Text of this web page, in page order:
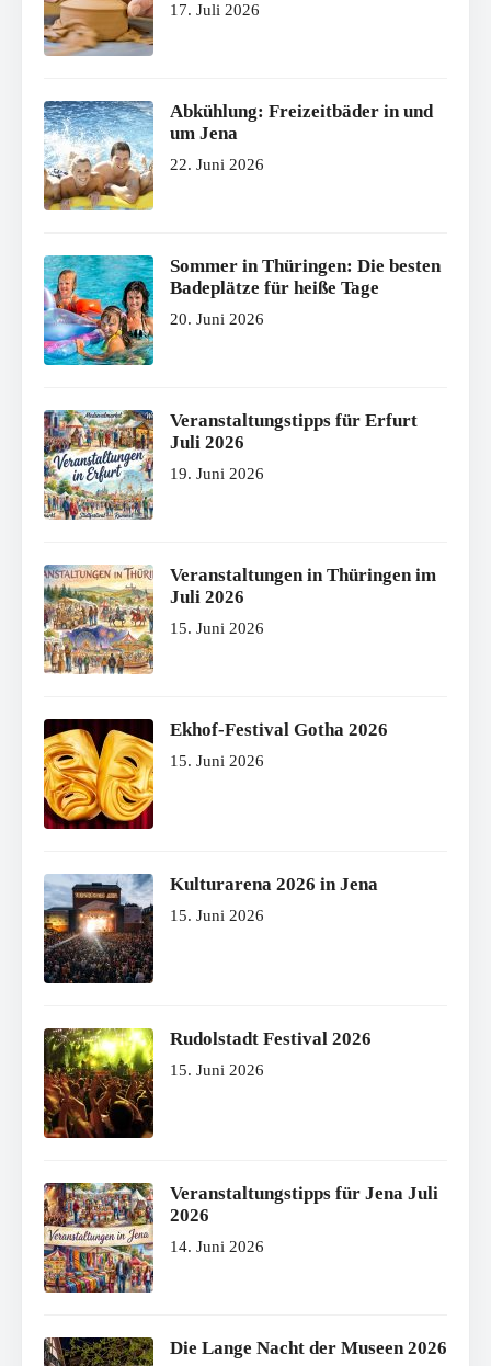
17. Juli 2026
Abkühlung: Freizeitbäder in und
um Jena
22. Juni 2026
Sommer in Thüringen: Die besten
Badeplätze für heiße Tage
20. Juni 2026
Veranstaltungstipps für Erfurt
Juli 2026
19. Juni 2026
Veranstaltungen in Thüringen im
Juli 2026
15. Juni 2026
Ekhof-Festival Gotha 2026
15. Juni 2026
Kulturarena 2026 in Jena
15. Juni 2026
Rudolstadt Festival 2026
15. Juni 2026
Veranstaltungstipps für Jena Juli
2026
14. Juni 2026
Die Lange Nacht der Museen 2026